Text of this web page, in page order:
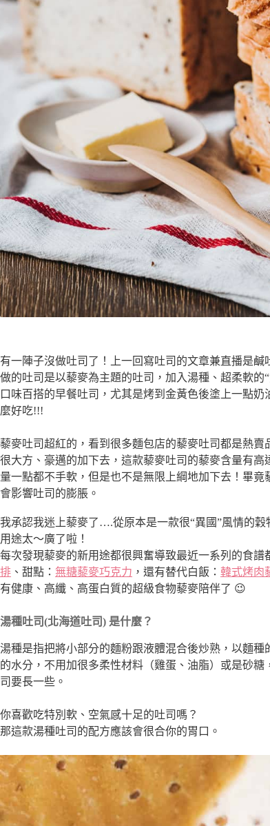
有一陣子沒做吐司了！上一回寫吐司的文章兼直播是鹹
做的吐司是以藜麥為主題的吐司，加入湯種、超柔軟的
口味百搭的早餐吐司，尤其是烤到金黃色後塗上一點
麼好吃!!!
藜麥吐司超紅的，看到很多麵包店的藜麥吐司都是熱
很大方、豪邁的加下去，這款藜麥吐司的藜麥含量有
量一點都不手軟，但是也不是無限上綱地加下去！畢
會影響吐司的膨脹。
我承認我迷上藜麥了….從原本是一款很“異國”風情的
用途太～廣了啦！
每次發現藜麥的新用途都很興奮導致最近一系列的食譜
排 、甜點： 無糖藜麥巧克力 ，還有替代白飯： 韓式烤肉
有健康、高纖、高蛋白質的超級食物藜麥陪伴了 😉
湯種吐司(北海道吐司) 是什麼？
湯種是指把將小部分的麵粉跟液體混合後炒熟，以麵
的水分，不用加很多柔性材料（雞蛋、油脂）或是砂
司要長一些。
你喜歡吃特別軟、空氣感十足的吐司嗎？
那這款湯種吐司的配方應該會很合你的胃口。